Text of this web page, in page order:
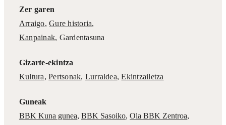
Zer garen
Arraigo,Gure historia,
Kanpainak, Gardentasuna
Gizarte-ekintza
Kultura,Pertsonak, Lurraldea,Ekintzailetza
Guneak
BBK Kuna gunea, BBK Sasoiko, Ola BBK Zentroa,